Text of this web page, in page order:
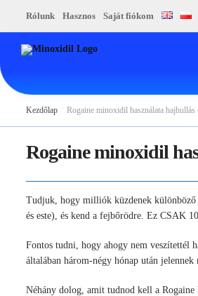
Rólunk Hasznos Saját fiókom
Kezdőlap Rogaine minoxidil használata hajhullás
Rogaine minoxidil
Tudjuk, hogy milliók küzdenek különböző
és este), és kend a fejbőrödre. Ez CSAK
Fontos tudni, hogy ahogy nem veszítettél
általában három-négy hónap után jelennek
Néhány dolog, amit tudnod kell a Rogaine